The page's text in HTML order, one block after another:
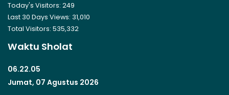
Today's Visitors: 249
Last 30 Days Views: 31,010
Total Visitors: 535,332
Waktu Sholat
06.22.05
Jumat, 07 Agustus 2026